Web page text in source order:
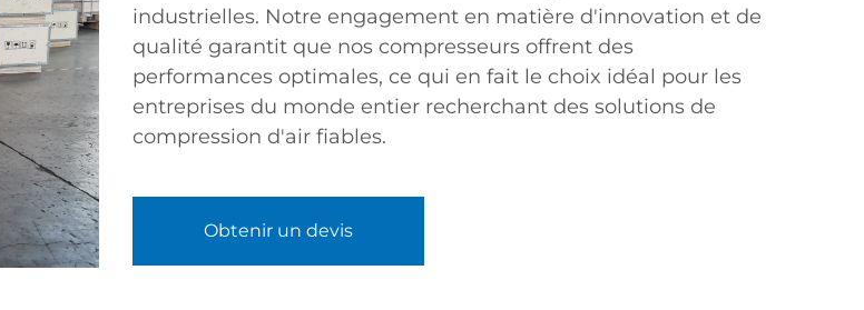
industrielles. Notre engagement en matière d'innovation et de
qualité garantit que nos compresseurs offrent des
performances optimales, ce qui en fait le choix idéal pour les
entreprises du monde entier recherchant des solutions de
compression d'air fiables.
Obtenir un devis